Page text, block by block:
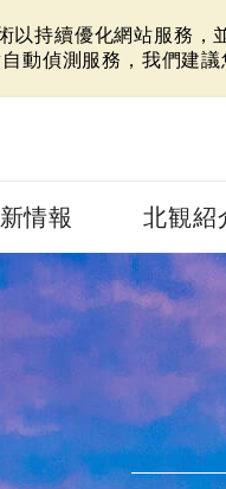
以持續優化網站服務，
動偵測服務，我們建
情報 北観紹